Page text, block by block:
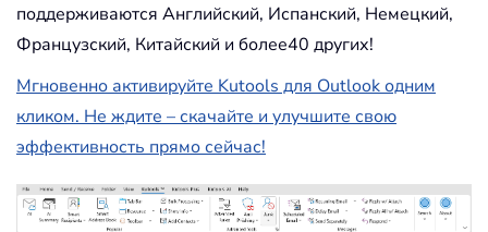
поддерживаются Английский, Испанский, Немецкий,
Французский, Китайский и более40 других!
Мгновенно активируйте Kutools для Outlook одним
кликом. Не ждите – скачайте и улучшите свою
эффективность прямо сейчас!